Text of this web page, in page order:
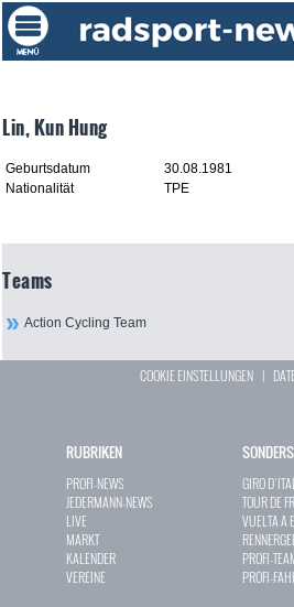
Lin, Kun Hung
Geburtsdatum
30.08.1981
Nationalität
TPE
Teams
Action Cycling Team
COOKIE EINSTELLUNGEN |
RUBRIKEN
PROFI-NEWS
JEDERMANN-NEWS
LIVE
MARKT
KALENDER
VEREINE
GIRO
TOUR DE
VUELTA A
PROFI-
PROFI-